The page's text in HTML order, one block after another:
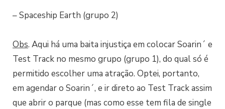
– Spaceship Earth (grupo 2)
Obs. Aqui há uma baita injustiça em colocar Soarin´ e
Test Track no mesmo grupo (grupo 1), do qual só é
permitido escolher uma atração. Optei, portanto,
em agendar o Soarin´, e ir direto ao Test Track assim
que abrir o parque (mas como esse tem fila de single